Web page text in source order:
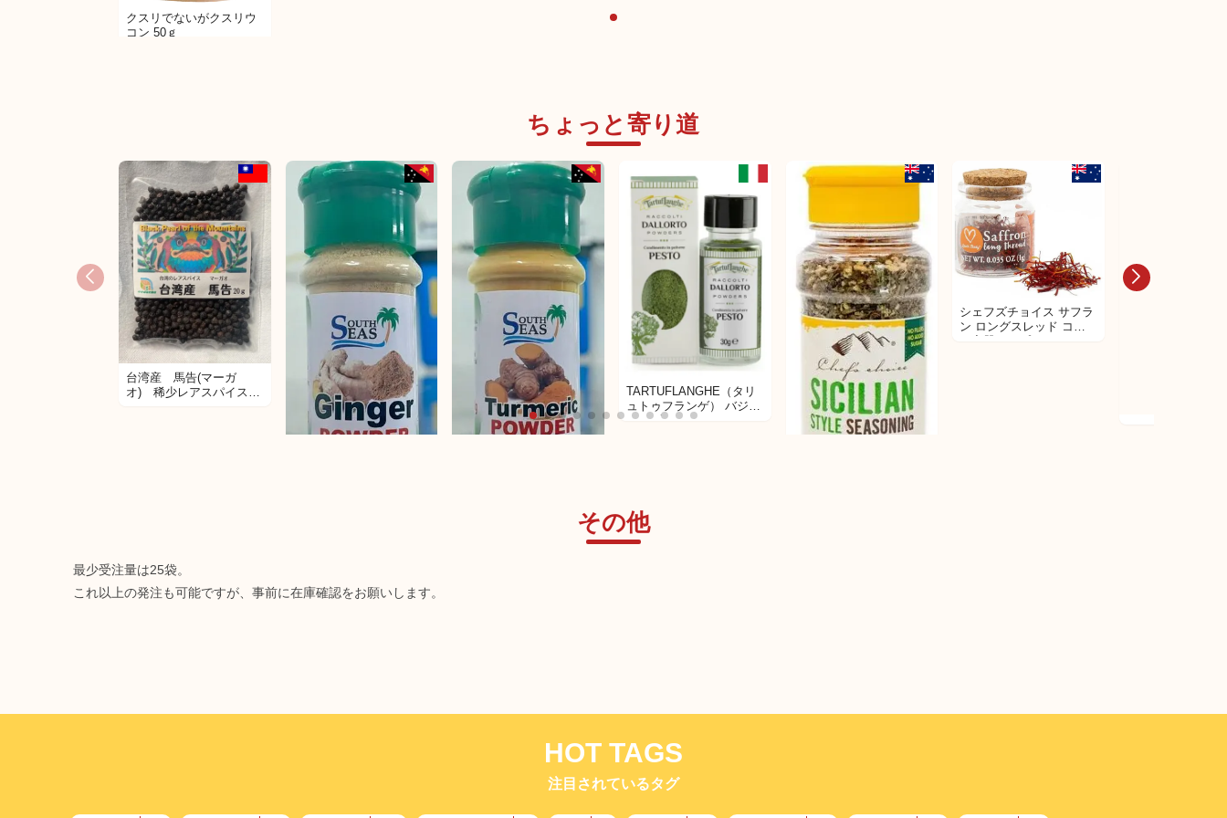
クスリでないがクスリウ
コン 50ｇ
ちょっと寄り道
台湾産 馬告(マーガ
オ) 稀少レアスパイス
日本未発売
TARTUFLANGHE（タリ
ュトゥフランゲ） バジル
パウダー
シェフズチョイス サフラ
ン ロングスレッド コル
その他
最少受注量は25袋。
これ以上の発注も可能ですが、事前に在庫確認をお願いします。
HOT TAGS
注目されているタグ